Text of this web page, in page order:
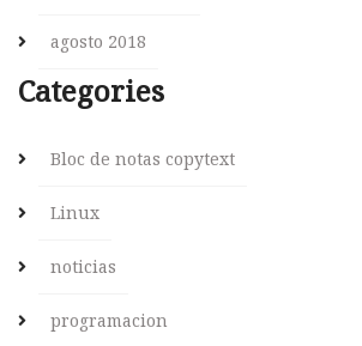
agosto 2018
Categories
Bloc de notas copytext
Linux
noticias
programacion